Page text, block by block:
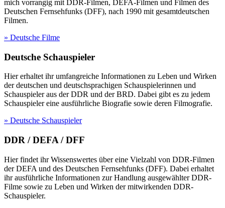
mich vorrangig mit DDR-Filmen, DEFA-Filmen und Filmen des
Deutschen Fernsehfunks (DFF), nach 1990 mit gesamtdeutschen
Filmen.
» Deutsche Filme
Deutsche Schauspieler
Hier erhaltet ihr umfangreiche Informationen zu Leben und Wirken
der deutschen und deutschsprachigen Schauspielerinnen und
Schauspieler aus der DDR und der BRD. Dabei gibt es zu jedem
Schauspieler eine ausführliche Biografie sowie deren Filmografie.
» Deutsche Schauspieler
DDR / DEFA / DFF
Hier findet ihr Wissenswertes über eine Vielzahl von DDR-Filmen
der DEFA und des Deutschen Fernsehfunks (DFF). Dabei erhaltet
ihr ausführliche Informationen zur Handlung ausgewählter DDR-
Filme sowie zu Leben und Wirken der mitwirkenden DDR-
Schauspieler.